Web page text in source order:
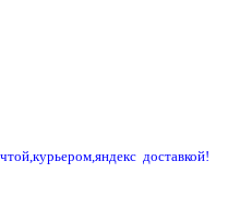
курьером,яндекс доставкой!